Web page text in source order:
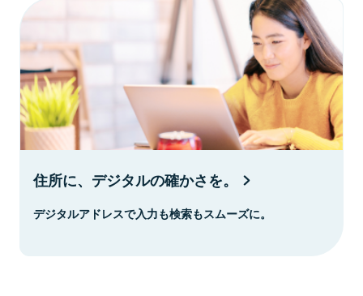
住所に、デジタルの確かさを。
デジタルアドレスで入力も検索もスムーズに。